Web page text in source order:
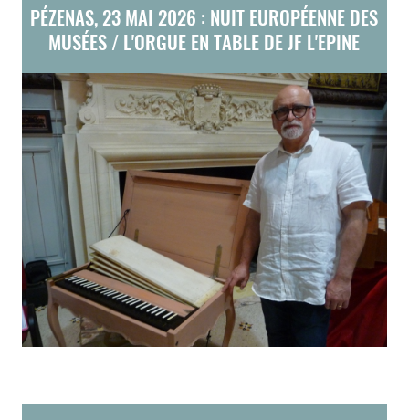
PÉZENAS, 23 MAI 2026 : NUIT EUROPÉENNE DES
MUSÉES / L'ORGUE EN TABLE DE JF L'EPINE